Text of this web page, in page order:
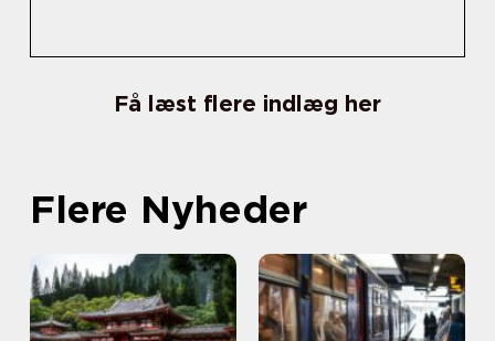
Få læst flere indlæg her
Flere Nyheder